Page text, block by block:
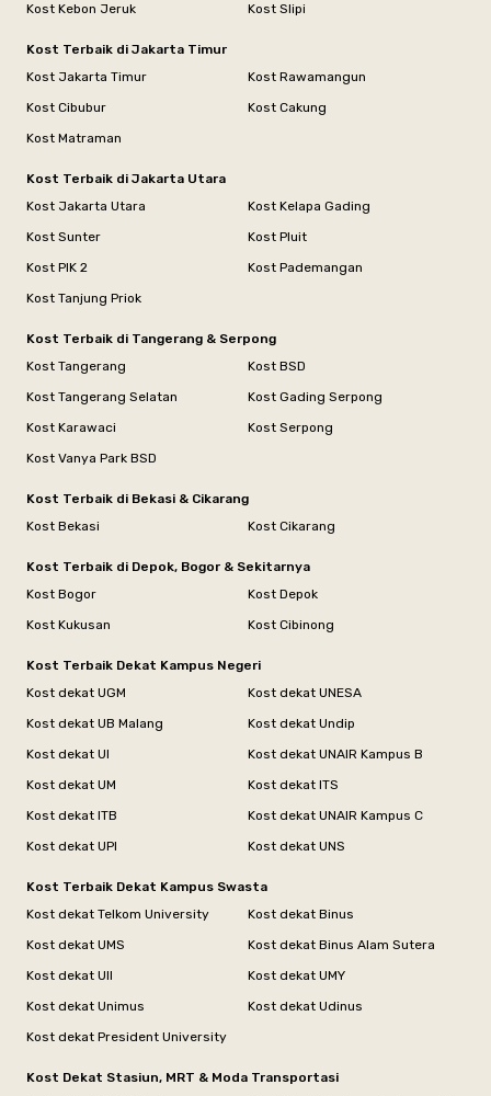
Kost Kebon Jeruk
Kost Slipi
Kost Terbaik di Jakarta Timur
Kost Jakarta Timur
Kost Rawamangun
Kost Cibubur
Kost Cakung
Kost Matraman
Kost Terbaik di Jakarta Utara
Kost Jakarta Utara
Kost Kelapa Gading
Kost Sunter
Kost Pluit
Kost PIK 2
Kost Pademangan
Kost Tanjung Priok
Kost Terbaik di Tangerang & Serpong
Kost Tangerang
Kost BSD
Kost Tangerang Selatan
Kost Gading Serpong
Kost Karawaci
Kost Serpong
Kost Vanya Park BSD
Kost Terbaik di Bekasi & Cikarang
Kost Bekasi
Kost Cikarang
Kost Terbaik di Depok, Bogor & Sekitarnya
Kost Bogor
Kost Depok
Kost Kukusan
Kost Cibinong
Kost Terbaik Dekat Kampus Negeri
Kost dekat UGM
Kost dekat UNESA
Kost dekat UB Malang
Kost dekat Undip
Kost dekat UI
Kost dekat UNAIR Kampus B
Kost dekat UM
Kost dekat ITS
Kost dekat ITB
Kost dekat UNAIR Kampus C
Kost dekat UPI
Kost dekat UNS
Kost Terbaik Dekat Kampus Swasta
Kost dekat Telkom University
Kost dekat Binus
Kost dekat UMS
Kost dekat Binus Alam Sutera
Kost dekat UII
Kost dekat UMY
Kost dekat Unimus
Kost dekat Udinus
Kost dekat President University
Kost Dekat Stasiun, MRT & Moda Transportasi